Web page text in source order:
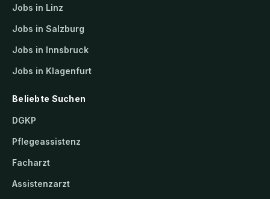
Jobs in Linz
Jobs in Salzburg
Jobs in Innsbruck
Jobs in Klagenfurt
Beliebte Suchen
DGKP
Pflegeassistenz
Facharzt
Assistenzarzt